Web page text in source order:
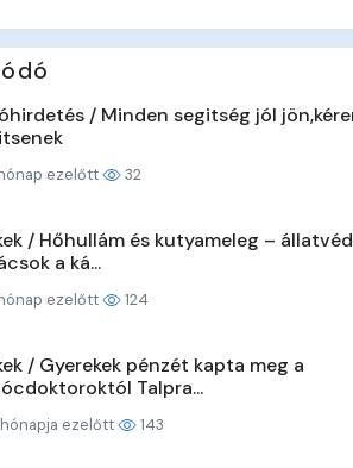
/ Minden segitség jól
ezelőtt 32
/ Hőhullám és kutyameleg –
a ká...
ezelőtt 124
/ Gyerekek pénzét kapta meg a
Talpra...
ezelőtt 143